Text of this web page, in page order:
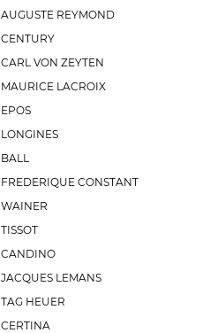
AUGUSTE REYMOND
CENTURY
CARL VON ZEYTEN
MAURICE LACROIX
EPOS
LONGINES
BALL
FREDERIQUE CONSTANT
WAINER
TISSOT
CANDINO
JACQUES LEMANS
TAG HEUER
CERTINA